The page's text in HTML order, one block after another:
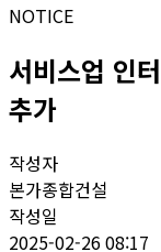
NOTICE
서비스업 인
추가
작성자
본가종합건설
작성일
2025-02-26 08:17